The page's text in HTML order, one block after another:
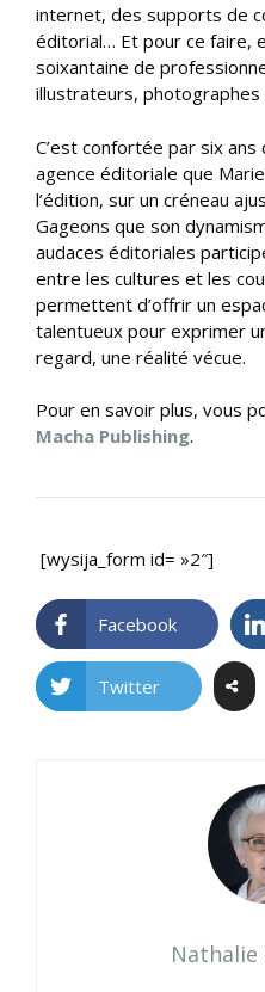
internet, des supports de
éditorial… Et pour ce faire,
soixantaine de
illustrateurs,
C’est confortée par six
agence éditoriale que
l’édition, sur un créneau
Gageons que son
audaces éditoriales
entre les cultures et les
permettent d’offrir un
talentueux pour exprimer
regard, une réalité vécue.
Pour en savoir plus, vous
Macha Publishing.
[wysija_form id= »2″]
Facebook
Twitter
Nathalie